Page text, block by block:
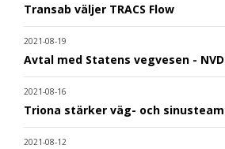
Transab väljer TRACS Flow
2021-08-19
Avtal med Statens vegvesen -
2021-08-16
Triona stärker väg- och
2021-08-12